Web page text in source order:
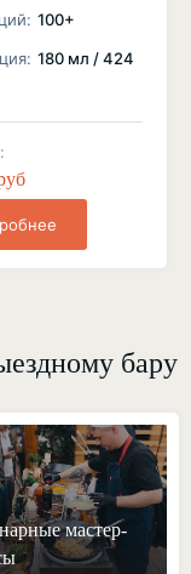
100+
180 мл / 424
бару
мастер-